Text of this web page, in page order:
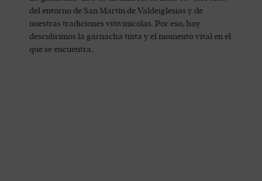
del entorno de San Martín de Valdeiglesias y de
nuestras tradiciones vitivinícolas. Por eso, hoy
descubrimos la garnacha tinta y el momento vital en el
que se encuentra.